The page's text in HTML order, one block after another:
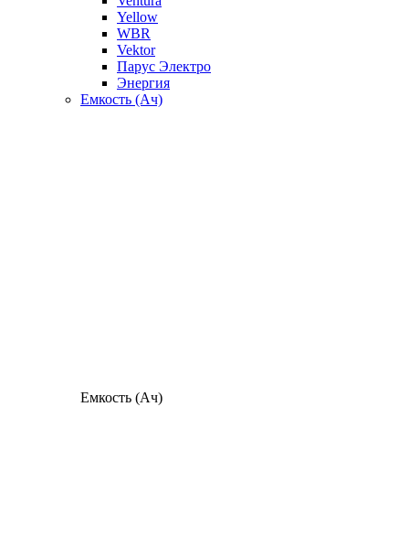
Yellow
WBR
Vektor
Парус Электро
Энергия
Емкость (Ач)
Емкость (Ач)